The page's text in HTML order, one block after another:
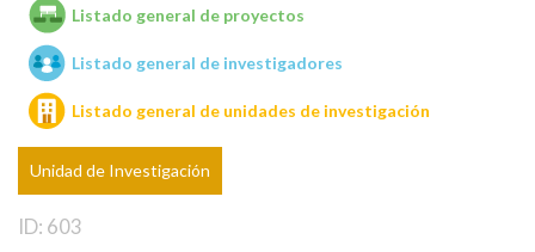
Unidades de investigación
Listado general de proyectos
Listado general de investigadores
Listado general de unidades de investigación
Unidad de Investigación
ID: 603